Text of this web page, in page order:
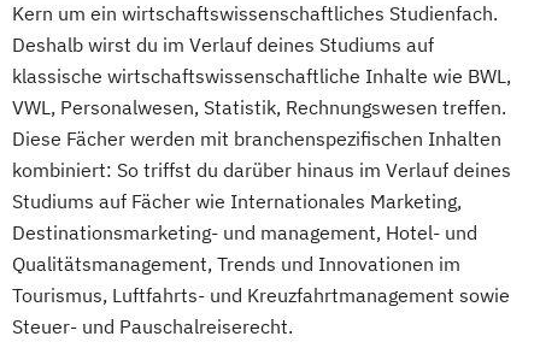
Kern um ein wirtschaftswissenschaftliches Studienfach.
Deshalb wirst du im Verlauf deines Studiums auf
klassische wirtschaftswissenschaftliche Inhalte wie BWL,
VWL, Personalwesen, Statistik, Rechnungswesen treffen.
Diese Fächer werden mit branchenspezifischen Inhalten
kombiniert: So triffst du darüber hinaus im Verlauf deines
Studiums auf Fächer wie Internationales Marketing,
Destinationsmarketing- und management, Hotel- und
Qualitätsmanagement, Trends und Innovationen im
Tourismus, Luftfahrts- und Kreuzfahrtmanagement sowie
Steuer- und Pauschalreiserecht.